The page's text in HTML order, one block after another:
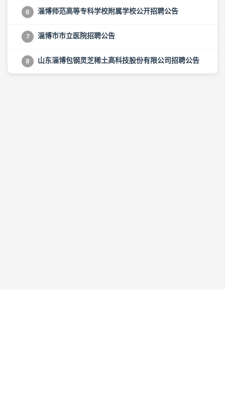
6 淄博师范高等专科学校附属学校公开招聘公告
7 淄博市市立医院招聘公告
8 山东淄博包钢灵芝稀土高科技股份有限公司招聘公告